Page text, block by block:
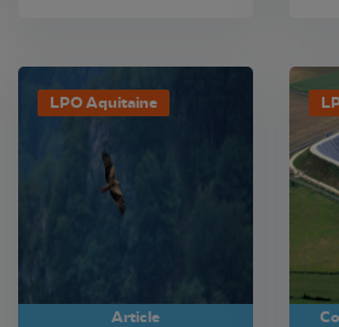
LPO Aquitaine
Article